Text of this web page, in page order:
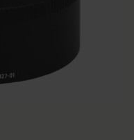
the SIGMA 180mm